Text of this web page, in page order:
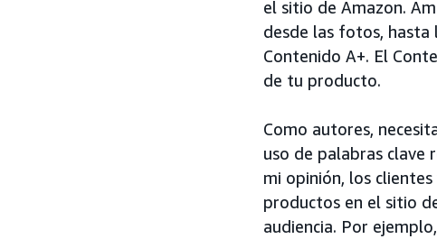
el sitio de Amazon.
desde las fotos, hasta
Contenido A+. El
de tu producto.
Como autores,
uso de palabras clave
mi opinión, los
productos en el sitio
audiencia. Por